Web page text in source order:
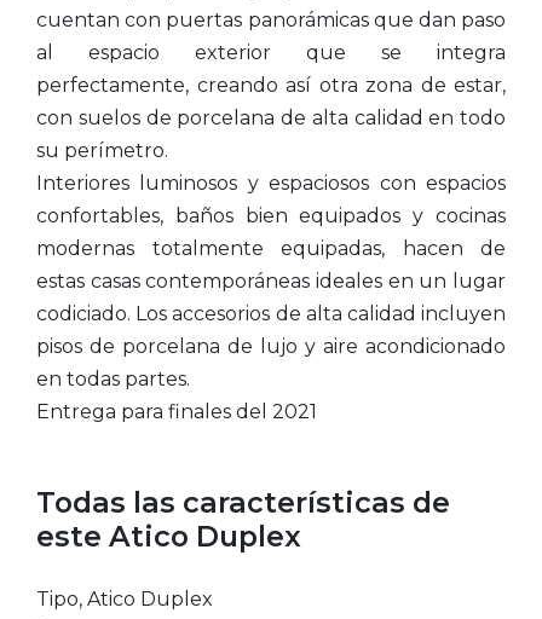
cuentan con puertas panorámicas que dan paso
al espacio exterior que se integra
perfectamente, creando así otra zona de estar,
con suelos de porcelana de alta calidad en todo
su perímetro.
Interiores luminosos y espaciosos con espacios
confortables, baños bien equipados y cocinas
modernas totalmente equipadas, hacen de
estas casas contemporáneas ideales en un lugar
codiciado. Los accesorios de alta calidad incluyen
pisos de porcelana de lujo y aire acondicionado
en todas partes.
Entrega para finales del 2021
Todas las características de
este Atico Duplex
Tipo, Atico Duplex